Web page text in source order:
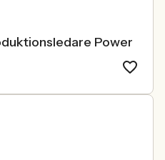
Power